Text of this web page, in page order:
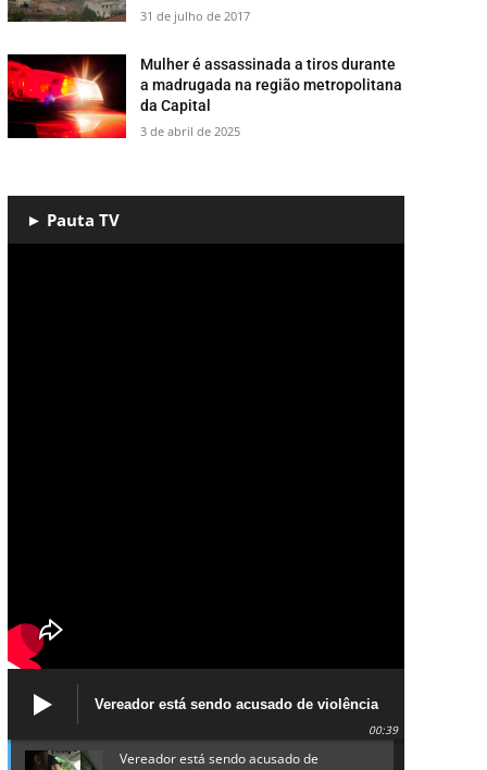
31 de julho de 2017
Mulher é assassinada a tiros durante
a madrugada na região metropolitana
da Capital
3 de abril de 2025
► Pauta TV
Vereador está sendo acusado de violência
política de gênero contra a prefeita Lucinha
00:39
Vereador está sendo acusado de